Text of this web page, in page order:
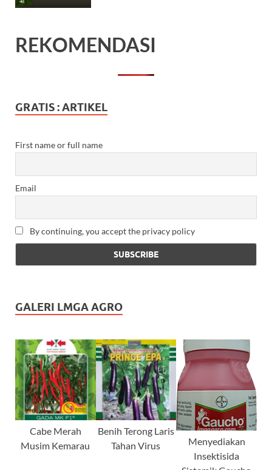
REKOMENDASI
GRATIS : ARTIKEL
First name or full name
Email
By continuing, you accept the privacy policy
GALERI LMGA AGRO
Cabe Merah
Musim Kemarau
Benih Terong Laris
Tahan Virus
Menyediakan
Insektisida